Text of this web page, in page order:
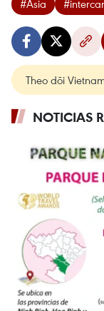
#Asia
Theo dõi
NOTICIAS